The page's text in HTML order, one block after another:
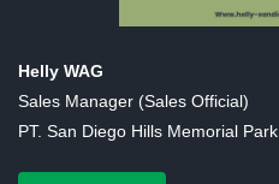
Helly WAG
Sales Manager (Sales Official)
PT. San Diego Hills Memorial Park